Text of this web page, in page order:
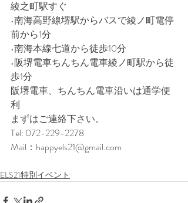
綾之町駅すぐ
•南海高野線堺駅からバスで綾ノ町電停
前から1分
•南海本線七道から徒歩10分
•阪堺電車ちんちん電車綾ノ町駅から徒
歩1分
阪堺電車、ちんちん電車沿いは通学便
利
まずはご連絡下さい。
Tel: 072-229-2278
Mail：happyels21@gmail.com
ELS21特別イベント